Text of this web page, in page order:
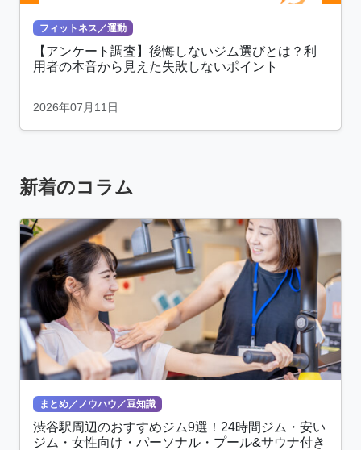
フィットネス／運動
【アンケート調査】後悔しないジム選びとは？利
用者の本音から見えた失敗しないポイント
2026年07月11日
新着のコラム
まとめ／ノウハウ／豆知識
渋谷駅周辺のおすすめジム9選！24時間ジム・安い
ジム・女性向け・パーソナル・プール&サウナ付き